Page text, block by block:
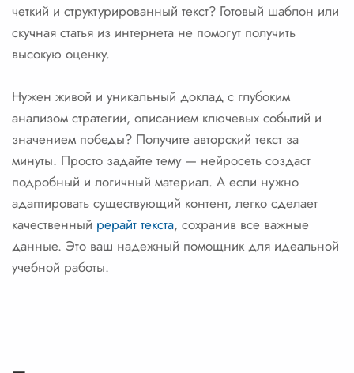
четкий и структурированный текст? Готовый шаблон или
скучная статья из интернета не помогут получить
высокую оценку.
Нужен живой и уникальный доклад с глубоким
анализом стратегии, описанием ключевых событий и
значением победы? Получите авторский текст за
минуты. Просто задайте тему — нейросеть создаст
подробный и логичный материал. А если нужно
адаптировать существующий контент, легко сделает
качественный рерайт текста, сохранив все важные
данные. Это ваш надежный помощник для идеальной
учебной работы.